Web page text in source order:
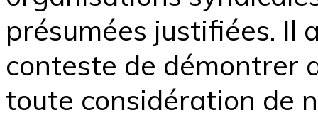
présumées justifiées. Il
conteste de démontrer
toute considération de